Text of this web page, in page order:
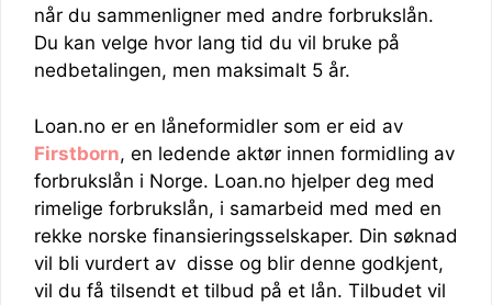
når du sammenligner med andre forbrukslån.
Du kan velge hvor lang tid du vil bruke på
nedbetalingen, men maksimalt 5 år.
Loan.no er en låneformidler som er eid av
Firstborn, en ledende aktør innen formidling av
forbrukslån i Norge. Loan.no hjelper deg med
rimelige forbrukslån, i samarbeid med med en
rekke norske finansieringsselskaper. Din søknad
vil bli vurdert av disse og blir denne godkjent,
vil du få tilsendt et tilbud på et lån. Tilbudet vil